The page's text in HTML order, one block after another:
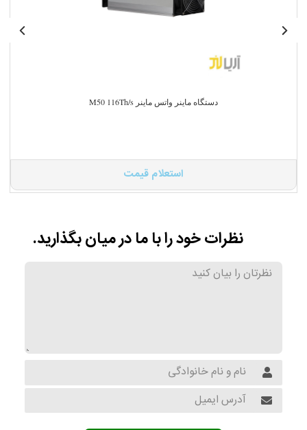
دستگاه ماینر واتس ماینر M50 116Th/s
استعلام قیمت
نظرات خود را با ما در میان بگذارید.